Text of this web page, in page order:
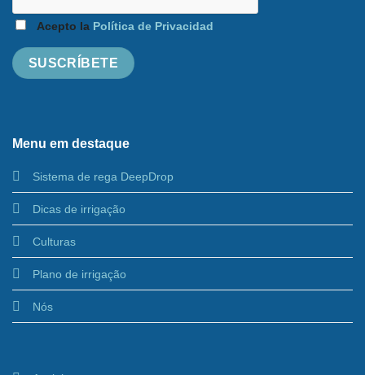
Menu em destaque
Sistema de rega DeepDrop
Dicas de irrigação
Culturas
Plano de irrigação
Nós
Acepto la Política de Privacidad